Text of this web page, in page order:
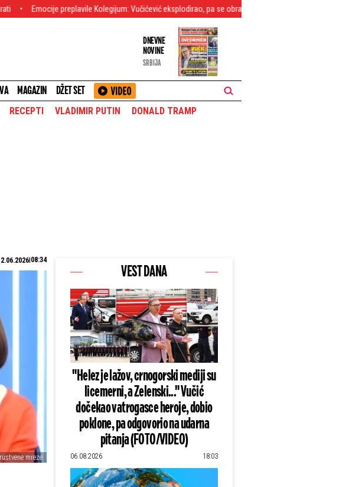
preplavile Kolegijum: Vučićević eksplodirao, pa se obratio ovom blokaderu - Kako svoju decu u oči
DNEVNE
NOVINE
SRBIJA
MAGAZIN DŽET SET
RECEPTI VLADIMIR PUTIN DONALD TRAMP
08:34
mreze
VEST DANA
"Helez je lažov, crnogorski mediji su
licemerni, a Zelenski..." Vučić
dočekao vatrogasce heroje, dobio
poklone, pa odgovorio na udarna
pitanja (FOTO/VIDEO)
06.08.2026 18:03